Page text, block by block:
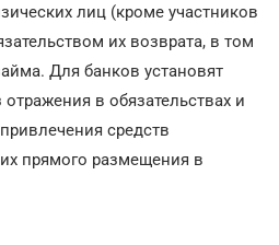
лиц (кроме участников
их возврата, в том
Для банков установят
в обязательствах и
средств
прямого размещения в